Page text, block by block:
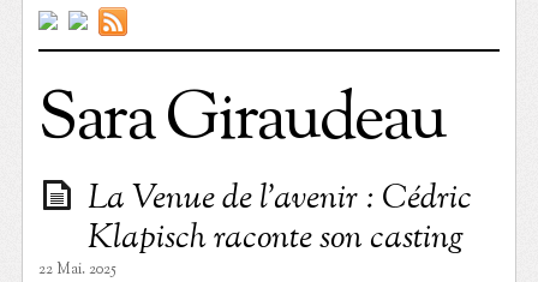
Sara Giraudeau
La Venue de l’avenir : Cédric
Klapisch raconte son casting
22 Mai. 2025